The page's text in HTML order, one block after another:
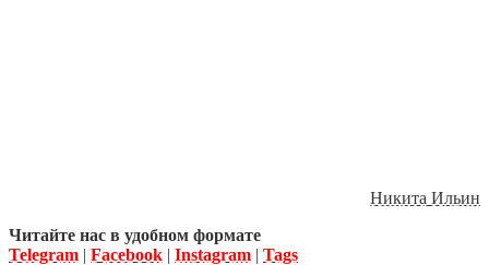
Никита Ильин
Читайте нас в удобном формате
Telegram | Facebook | Instagram | Tags